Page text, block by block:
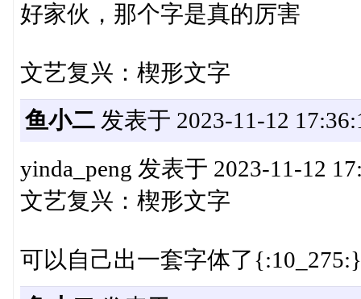
好家伙，那个字是真的厉害
文艺复兴：楔形文字
鱼小二发表于 2023-11-12
yinda_peng 发表于 2023-11-12
文艺复兴：楔形文字
可以自己出一套字体了{:10_275:}